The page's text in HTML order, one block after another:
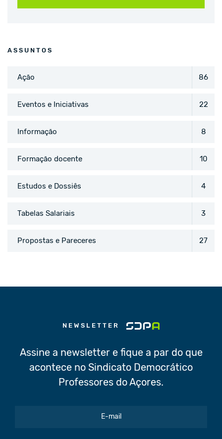
ASSUNTOS
Ação 86
Eventos e Iniciativas 22
Informação 8
Formação docente 10
Estudos e Dossiês 4
Tabelas Salariais 3
Propostas e Pareceres 27
NEWSLETTER
Assine a newsletter e fique a par do que
acontece no Sindicato Democrático
Professores do Açores.